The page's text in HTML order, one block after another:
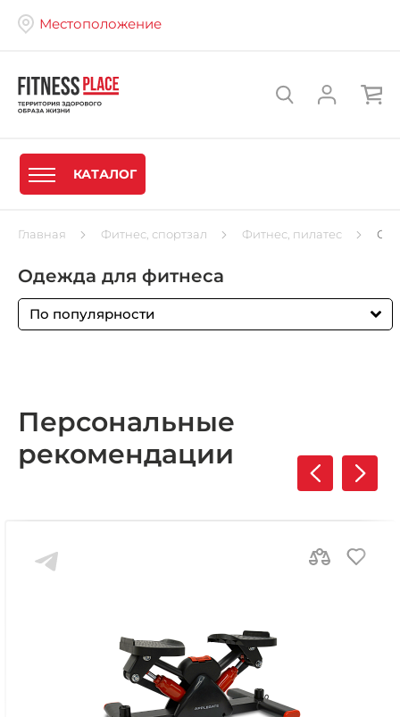
Местоположение
КАТАЛОГ
Главная Фитнес, спортзал Фитнес, пилатес
Одежда для фитнеса
По популярности
Персональные
рекомендации